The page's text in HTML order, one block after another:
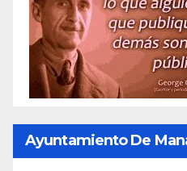
Ayuntamiento De